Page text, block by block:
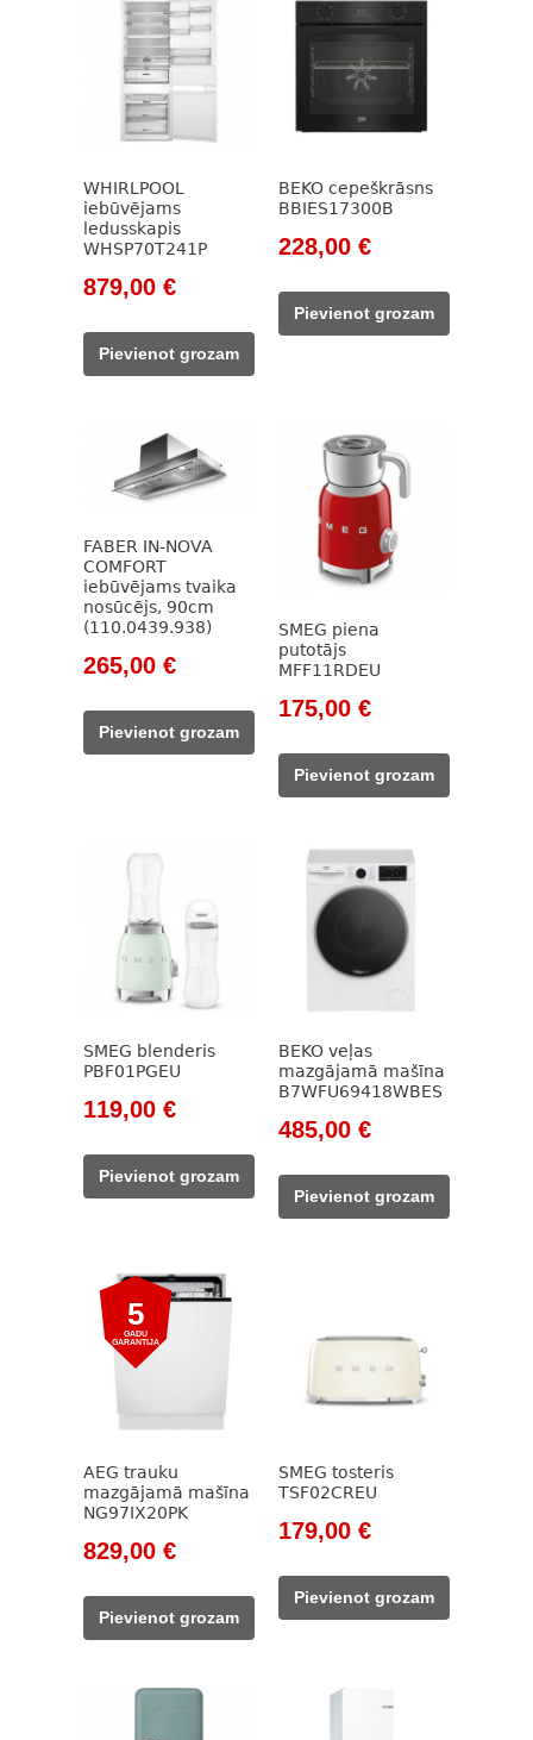
WHIRLPOOL
iebūvējams
ledusskapis
WHSP70T241P
Original
was:
1
879,00 €Current
879,00 €.
Pievienot grozam
BEKO cepeškrāsns
BBIES17300B
Original
was:
785,00 €.
228,00 €Current
228,00 €.
Pievienot grozam
FABER IN-NOVA
COMFORT
iebūvējams tvaika
nosūcējs, 90cm
(110.0439.938)
Original
was:
422,00 €.
265,00 €Current
265,00 €.
Pievienot grozam
SMEG piena
putotājs
MFF11RDEU
Original
was:
212,00 €.
175,00 €Current
175,00 €.
Pievienot grozam
SMEG blenderis
PBF01PGEU
Original
was:
138,00 €.
119,00 €Current
119,00 €.
Pievienot grozam
BEKO veļas
mazgājamā mašīna
B7WFU69418WBES
Original
was:
785,00 €.
485,00 €Current
485,00 €.
Pievienot grozam
5
GADU
GARANTIJA
AEG trauku
mazgājamā mašīna
NG97IX20PK
Original
was:
978,00 €.
829,00 €Current
829,00 €.
Pievienot grozam
SMEG tosteris
TSF02CREU
Original
was:
205,00 €.
179,00 €Current
179,00 €.
Pievienot grozam